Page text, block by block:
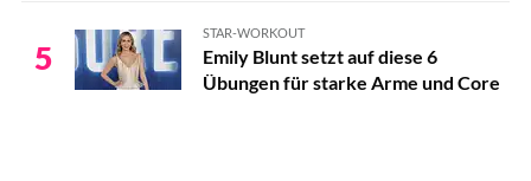
5
STAR-WORKOUT
Emily Blunt setzt auf diese 6
Übungen für starke Arme und Core